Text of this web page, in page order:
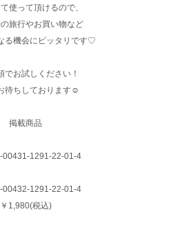
使って頂けるので、
旅行やお買い物など
る機会にピッタリです♡
でお試しください！
待ちしております︎☺︎︎
掲載商品
00431-1291-22-01-4
00432-1291-22-01-4
￥1,980(税込)